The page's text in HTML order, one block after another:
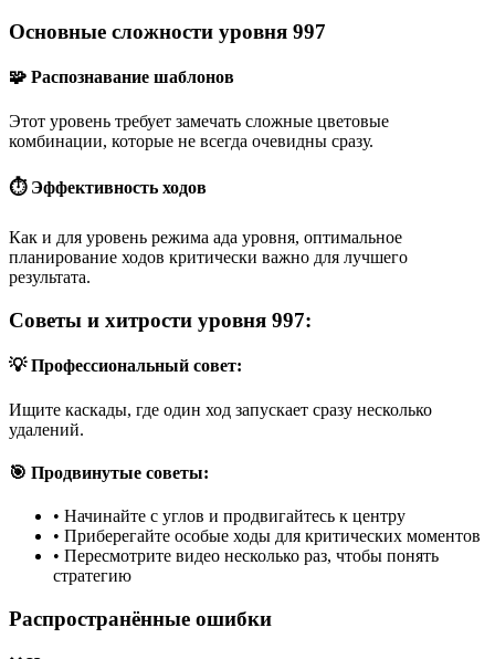
Основные сложности уровня 997
🧩 Распознавание шаблонов
Этот уровень требует замечать сложные цветовые
комбинации, которые не всегда очевидны сразу.
⏱️ Эффективность ходов
Как и для уровень режима ада уровня, оптимальное
планирование ходов критически важно для лучшего
результата.
Советы и хитрости уровня 997:
💡 Профессиональный совет:
Ищите каскады, где один ход запускает сразу несколько
удалений.
🎯 Продвинутые советы:
• Начинайте с углов и продвигайтесь к центру
• Приберегайте особые ходы для критических моментов
• Пересмотрите видео несколько раз, чтобы понять
стратегию
Распространённые ошибки